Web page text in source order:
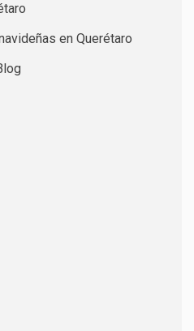
en Querétaro